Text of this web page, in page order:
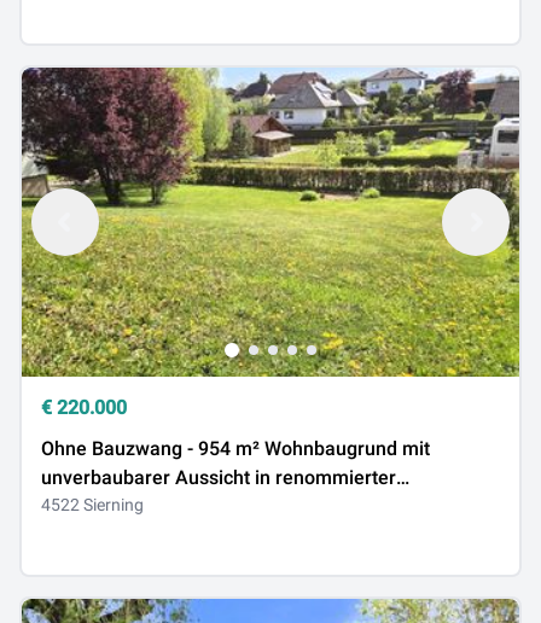
€ 220.000
Ohne Bauzwang - 954 m² Wohnbaugrund mit
unverbaubarer Aussicht in renommierter
Ortszentrumslage!
4522 Sierning